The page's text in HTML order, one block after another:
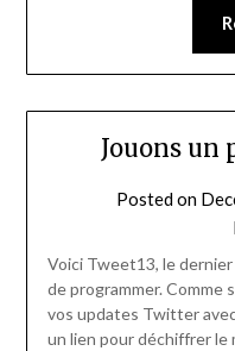
Jouons un
Posted on
Voici Tweet13, le
de programmer. Comme
vos updates Twitter
un lien pour déchiffrer